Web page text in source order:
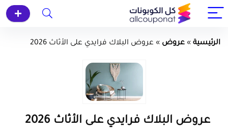
الرئيسية » عروض » عروض البلاك فرايدي على الأثاث 2026
عروض البلاك فرايدي على الأثاث 2026